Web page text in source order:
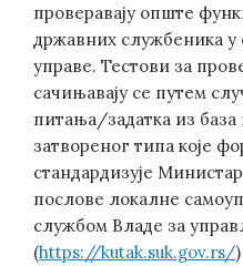
проверавају опште
државних службеника
управе. Тестови за
сачињавају се путем
питања/задатка из
затвореног типа које
стандардизује
послове локалне
службом Владе за
(https://kutak.suk.gov.rs/)